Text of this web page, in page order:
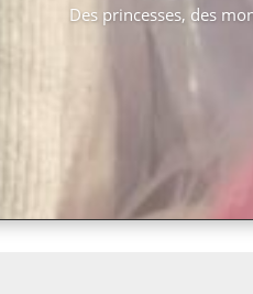
Des princesses, des